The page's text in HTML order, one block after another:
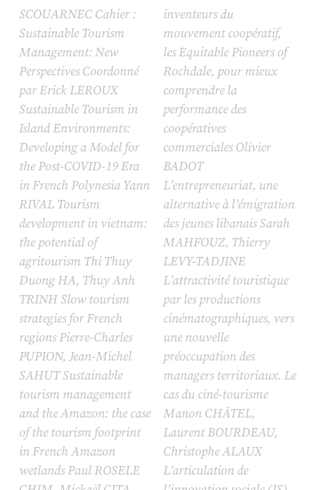
SCOUARNEC Cahier :
Sustainable Tourism
Management: New
Perspectives Coordonné
par Erick LEROUX
Sustainable Tourism in
Island Environments:
Developing a Model for
the Post-COVID-19 Era
in French Polynesia Yann
RIVAL Tourism
development in vietnam:
the potential of
agritourism Thi Thuy
Duong HA, Thuy Anh
TRINH Slow tourism
strategies for French
regions Pierre-Charles
PUPION, Jean-Michel
SAHUT Sustainable
tourism management
and the Amazon: the case
of the tourism footprint
in French Amazon
wetlands Paul ROSELE
inventeurs du
mouvement coopératif,
lesEquitable Pioneers of
Rochdale, pour mieux
comprendre la
performance des
coopératives
commerciales Olivier
BADOT
L’entrepreneuriat, une
alternative à l’émigration
des jeunes libanais Sarah
MAHFOUZ, Thierry
LEVY-TADJINE
L’attractivité touristique
par les productions
cinématographiques, vers
une nouvelle
préoccupation des
managers territoriaux. Le
cas du ciné-tourisme
Manon CHÂTEL,
Laurent BOURDEAU,
Christophe ALAUX
L’articulation de